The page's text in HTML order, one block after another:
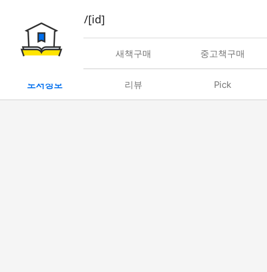
book/rent/[id]
대여 새책구매 중고책구매
도서정보 리뷰 Pick